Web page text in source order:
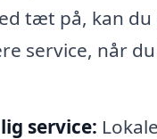
tæt på, kan du
service, når
service: Lokale